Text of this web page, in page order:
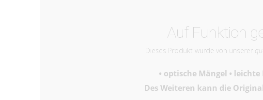
Auf Funktion
Dieses Produkt wurde von unserer
• optische Mängel •
Des Weiteren kann die